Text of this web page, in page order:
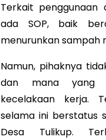
Terkait
ada SOP, baik
menurunkan sampah
Namun, pihaknya
dan mana yang
kecelakaan kerja.
selama ini berstatus
Desa Tulikup.